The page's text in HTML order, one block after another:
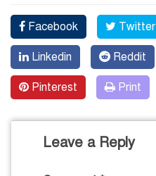
Facebook Twitter
Linkedin Reddit
Pinterest Print
Leave a Reply